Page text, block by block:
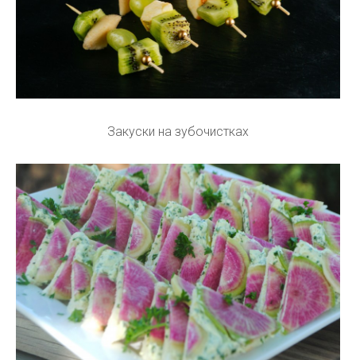
Закуски на зубочистках